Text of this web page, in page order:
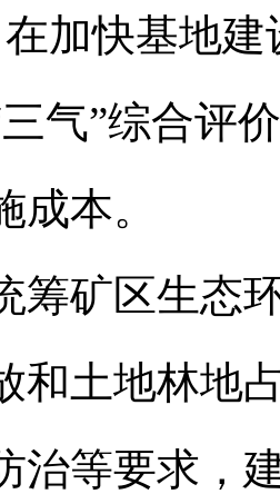
快基地建
气”综合评
成本。
矿区生态环
和土地林地
治等要求，